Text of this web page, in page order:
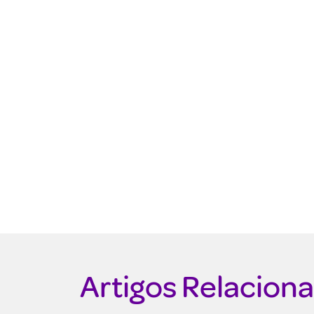
Artigos